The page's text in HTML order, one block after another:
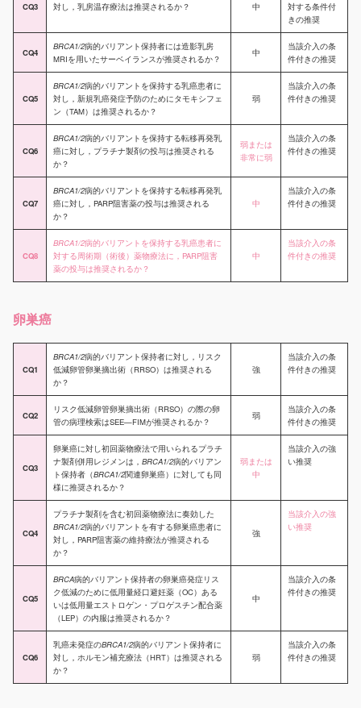
CQ3
対し，乳房温存療法は推奨されるか？
中
対する条件付
きの推奨
CQ4
BRCA1/2病的バリアント保持者には造影乳房
MRIを用いたサーベイランスが推奨されるか？
中
当該介入の条
件付きの推奨
CQ5
BRCA1/2病的バリアントを保持する乳癌患者に
対し，新規乳癌発症予防のためにタモキシフェ
ン（TAM）は推奨されるか？
弱
当該介入の条
件付きの推奨
CQ6
BRCA1/2病的バリアントを保持する転移再発乳
癌に対し，プラチナ製剤の投与は推奨される
か？
弱または
非常に弱
当該介入の条
件付きの推奨
CQ7
BRCA1/2病的バリアントを保持する転移再発乳
癌に対し，PARP阻害薬の投与は推奨される
か？
中
当該介入の条
件付きの推奨
CQ8
BRCA1/2病的バリアントを保持する乳癌患者に
対する周術期（術後）薬物療法に，PARP阻害
薬の投与は推奨されるか？
中
当該介入の条
件付きの推奨
卵巣癌
CQ1
BRCA1/2病的バリアント保持者に対し，リスク
低減卵管卵巣摘出術（RRSO）は推奨される
か？
強
当該介入の条
件付きの推奨
CQ2
リスク低減卵管卵巣摘出術（RRSO）の際の卵
管の病理検索はSEE—FIMが推奨されるか？
弱
当該介入の条
件付きの推奨
CQ3
卵巣癌に対し初回薬物療法で用いられるプラチ
ナ製剤併用レジメンは， BRCA1/2病的バリアン
ト保持者（BRCA1/2関連卵巣癌）に対しても同
様に推奨されるか？
弱または
中
当該介入の強
い推奨
CQ4
プラチナ製剤を含む初回薬物療法に奏効した
BRCA1/2病的バリアントを有する卵巣癌患者に
対し，PARP阻害薬の維持療法が推奨される
か？
強
当該介入の強
い推奨
CQ5
BRCA病的バリアント保持者の卵巣癌発症リス
ク低減のために低用量経口避妊薬（OC）ある
いは低用量エストロゲン・プロゲスチン配合薬
（LEP）の内服は推奨されるか？
中
当該介入の条
件付きの推奨
CQ6
乳癌未発症のBRCA1/2病的バリアント保持者に
対し，ホルモン補充療法（HRT）は推奨される
か？
弱
当該介入の条
件付きの推奨